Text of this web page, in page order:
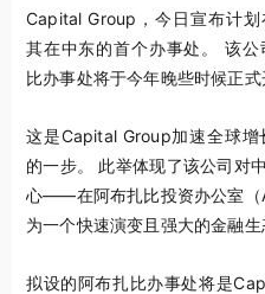
Capital Group，今日宣布计划
其在中东的首个办事处。 该公
比办事处将于今年晚些时候正式
这是Capital Group加速全球
的一步。 此举体现了该公司对
心——在阿布扎比投资办公室（
为一个快速演变且强大的金融生
拟设的阿布扎比办事处将是